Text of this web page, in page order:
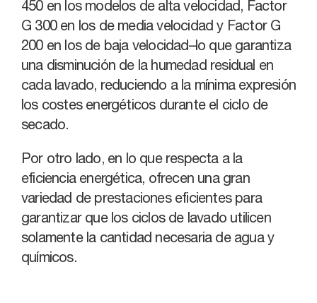
450 en los modelos de alta velocidad, Factor
G 300 en los de media velocidad y Factor G
200 en los de baja velocidad–lo que garantiza
una disminución de la humedad residual en
cada lavado, reduciendo a la mínima expresión
los costes energéticos durante el ciclo de
secado.
Por otro lado, en lo que respecta a la
eficiencia energética, ofrecen una gran
variedad de prestaciones eficientes para
garantizar que los ciclos de lavado utilicen
solamente la cantidad necesaria de agua y
químicos.